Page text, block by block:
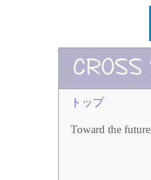
トップ
Toward the future